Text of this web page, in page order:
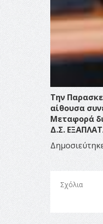
Την
αίθουσα
Μεταφορά
Δ.Σ.
Σχόλια